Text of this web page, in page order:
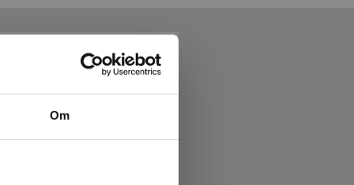
Om
betala mot faktura
hos oss.